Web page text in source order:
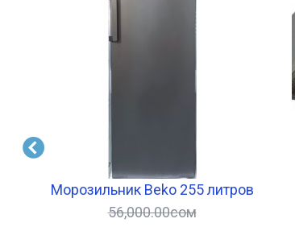
Морозильник Beko 255 литров
56,000.00сом